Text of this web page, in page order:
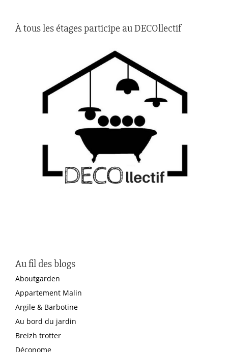
À tous les étages participe au DECOllectif
Au fil des blogs
Aboutgarden
Appartement Malin
Argile & Barbotine
Au bord du jardin
Breizh trotter
Déconome